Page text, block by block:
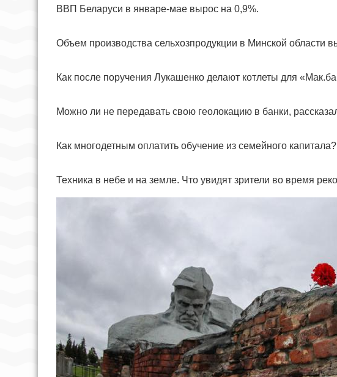
ВВП Беларуси в январе-мае вырос на 0,9%.
Объем производства сельхозпродукции в Минской области
Как после поручения Лукашенко делают котлеты для
Можно ли не передавать свою геолокацию в банки,
Как многодетным оплатить обучение из семейного
Техника в небе и на земле. Что увидят зрители во время